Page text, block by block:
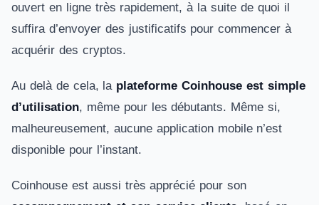
ouvert en ligne très rapidement, à la suite de quoi il
suffira d’envoyer des justificatifs pour commencer à
acquérir des cryptos.
Au delà de cela, la plateforme Coinhouse est simple
d’utilisation, même pour les débutants. Même si,
malheureusement, aucune application mobile n’est
disponible pour l’instant.
Coinhouse est aussi très apprécié pour son